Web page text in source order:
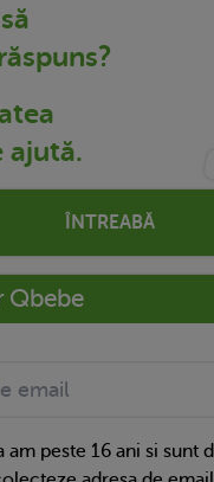
ajută.
ÎNTREABĂ
Qbebe
am peste 16 ani si sunt